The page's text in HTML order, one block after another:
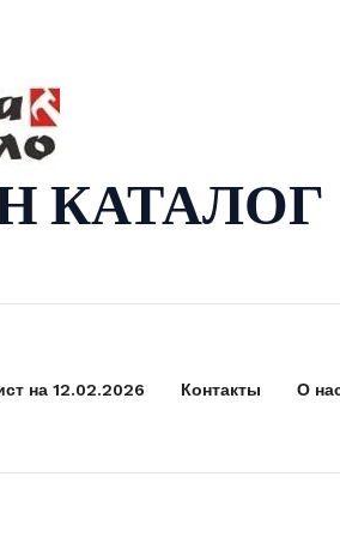
КАТАЛОГ
на 12.02.2026 Контакты О